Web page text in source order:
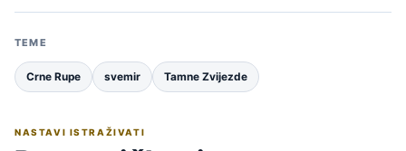
TEME
Crne Rupe svemir Tamne Zvijezde
NASTAVI ISTRAŽIVATI